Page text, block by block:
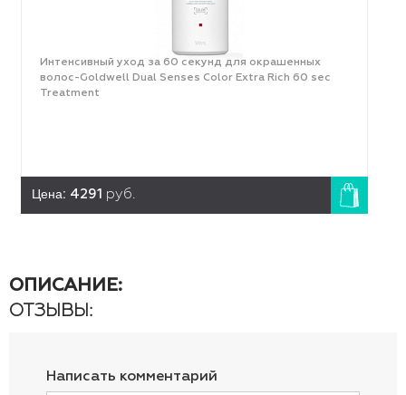
Интенсивный уход за 60 секунд для окрашенных
волос-Goldwell Dual Senses Color Extra Rich 60 sec
Treatment
Цена: 4291 руб.
ОПИСАНИЕ:
ОТЗЫВЫ:
Написать комментарий